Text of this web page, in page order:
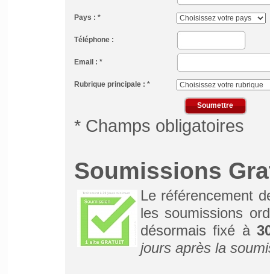
Pays : *
Téléphone :
Email : *
Rubrique principale : *
* Champs obligatoires
Soumissions
Le référencement
les soumissions
désormais fixé à
jours après la